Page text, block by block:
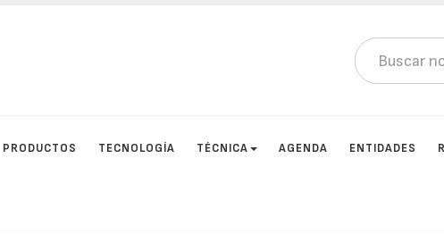
PRODUCTOS TECNOLOGÍA TÉCNICA AGENDA ENTIDADES